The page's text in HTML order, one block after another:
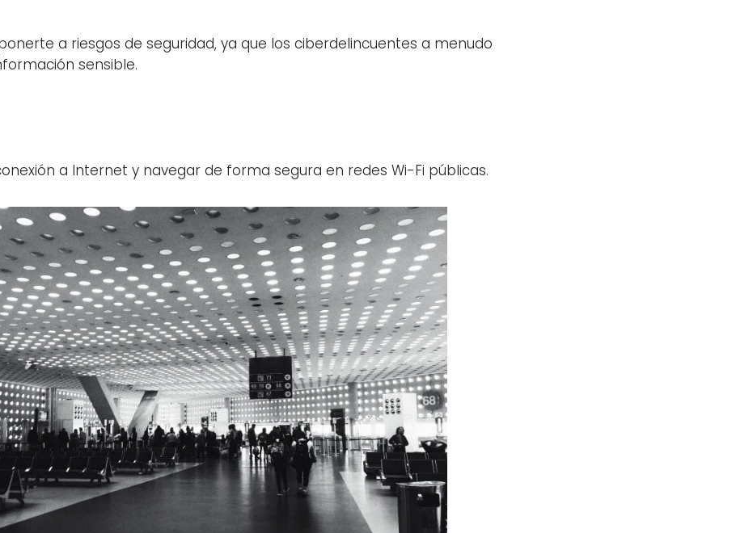
a riesgos de seguridad, ya que los ciberdelincuentes a menudo
sensible.
a Internet y navegar de forma segura en redes Wi-Fi públicas.